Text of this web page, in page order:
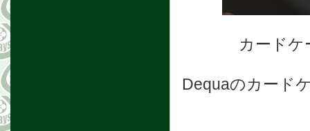
カード
Dequaのカード